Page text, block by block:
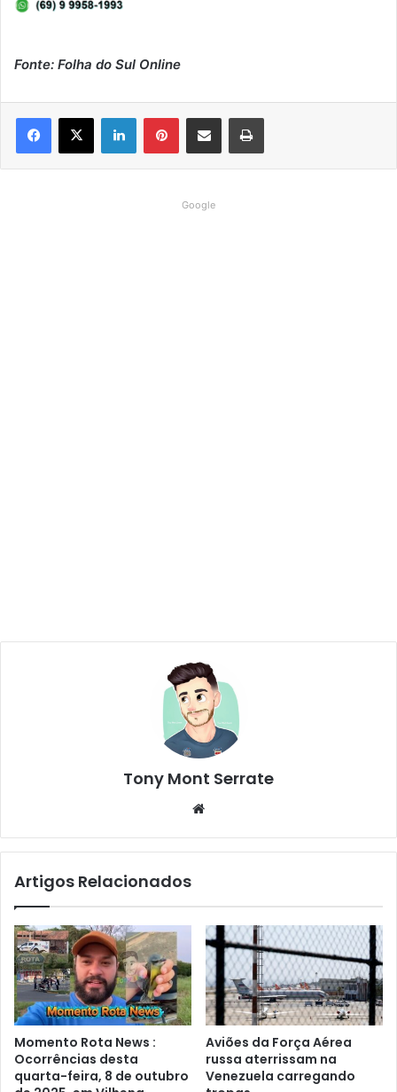
Fonte: Folha do Sul Online
Google
Tony Mont Serrate
te
Artigos Relacionados
Momento Rota News :
Ocorrências desta
quarta-feira, 8 de outubro
Aviões da Força Aérea
russa aterrissam na
Venezuela carregando